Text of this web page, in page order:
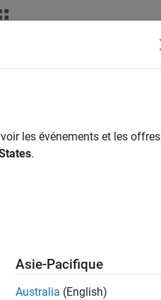
les événements et les offres
.
Asie-Pacifique
Australia (English)